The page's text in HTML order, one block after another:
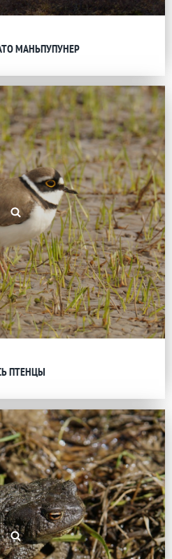
МАНЬПУПУНЕР
ПТЕНЦЫ